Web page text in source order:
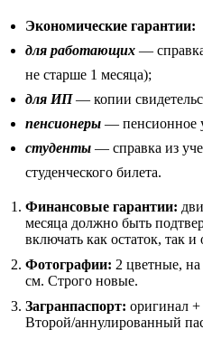
Экономические гарантии:
для работающих —
не старше 1 месяца);
для ИП— копии
пенсионеры — пенсионное
студенты — справка из
студенческого билета.
Финансовые гарантии:
месяца должно быть
включать как остаток, так и
Фотографии: 2 цветные,
см. Строго новые.
Загранпаспорт: оригинал
Второй/аннулированный